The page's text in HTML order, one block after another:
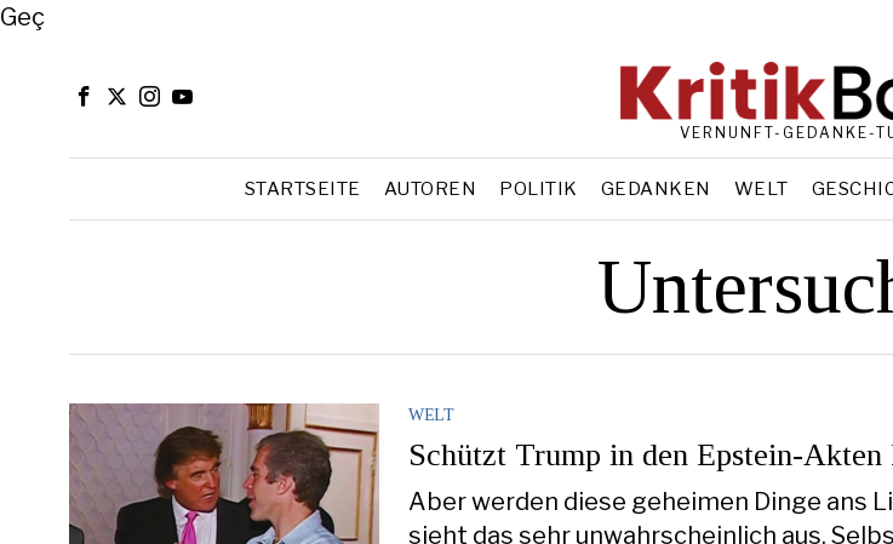
Close
Geç
VERNUNFT-GEDANKE-
STARTSEITE AUTOREN POLITIK GEDANKEN WELT
WELT
Schützt Trump in den Epstein-Akten
Aber werden diese geheimen Dinge ans
sieht das sehr unwahrscheinlich aus.